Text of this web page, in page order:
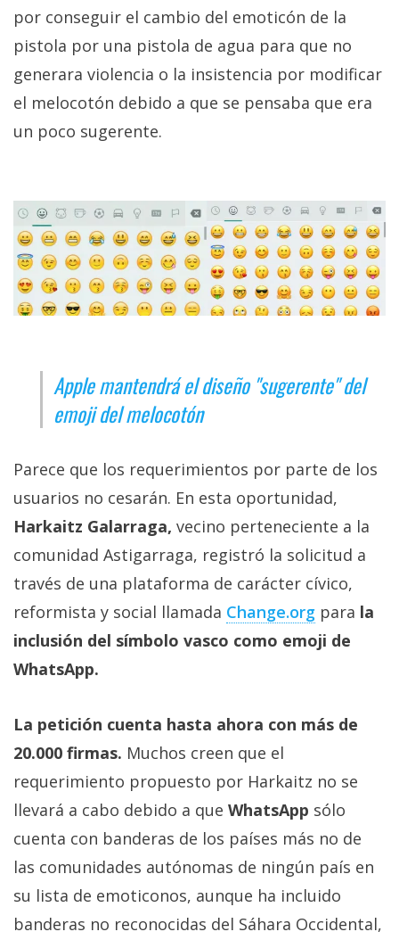
Contacto
/
nosotros
/
Publicidad
opciones
de
privacidad
/
Aviso
Legal
comunicación
digital donde
encontrarás
todas las
tecnología,
móviles,
ordenadores,
informática,
videojuegos,
comparativas,
trucos y
El Grupo
Informático
(CC) 2006-
Algunos
reservados .
por conseguir el cambio del emoticón de la
pistola por una pistola de agua para que no
generara violencia o la insistencia por modificar
el melocotón debido a que se pensaba que era
un poco sugerente.
Apple mantendrá el diseño "sugerente" del
emoji del melocotón
Parece que los requerimientos por parte de los
usuarios no cesarán. En esta oportunidad,
Harkaitz Galarraga, vecino perteneciente a la
comunidad Astigarraga, registró la solicitud a
través de una plataforma de carácter cívico,
reformista y social llamada Change.org para la
inclusión del símbolo vasco como emoji de
WhatsApp.
La petición cuenta hasta ahora con más de
20.000 firmas. Muchos creen que el
requerimiento propuesto por Harkaitz no se
llevará a cabo debido a que WhatsApp sólo
cuenta con banderas de los países más no de
las comunidades autónomas de ningún país en
su lista de emoticonos, aunque ha incluido
banderas no reconocidas del Sáhara Occidental,